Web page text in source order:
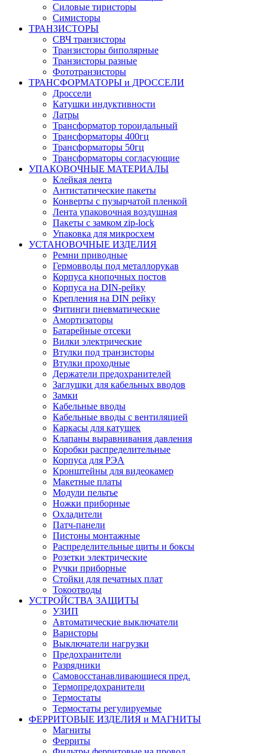
Силовые тиристоры
Симисторы
ТРАНЗИСТОРЫ
СВЧ транзисторы
Транзисторы биполярные
Транзисторы разные
Фототранзисторы
ТРАНСФОРМАТОРЫ и ДРОССЕЛИ
Дроссели
Катушки индуктивности
Латры
Трансформатор тороидальный
Трансформаторы 400гц
Трансформаторы 50гц
Трансформаторы согласующие
УПАКОВОЧНЫЕ МАТЕРИАЛЫ
Клейкая лента
Антистатические пакеты
Конверты с пузырчатой пленкой
Лента упаковочная воздушная
Пакеты с замком zip-lock
Упаковка для микросхем
УСТАНОВОЧНЫЕ ИЗДЕЛИЯ
Ремни приводные
Гермовводы под металлорукав
Корпуса кнопочных постов
Корпуса на DIN-рейку
Крепления на DIN рейку
Фитинги пневматические
Амортизаторы
Батарейные отсеки
Вилки электрические
Втулки под транзисторы
Втулки проходные
Держатели предохранителей
Заглушки для кабельных вводов
Замки
Кабельные вводы
Кабельные вводы с вентиляцией
Каркасы для катушек
Клапаны выравнивания давления
Коробки распределительные
Корпуса для РЭА
Кронштейны для видеокамер
Макетные платы
Модули пельтье
Ножки приборные
Охладители
Патч-панели
Пистоны монтажные
Распределительные щиты и боксы
Розетки электрические
Ручки приборные
Стойки для печатных плат
Токоотводы
УСТРОЙСТВА ЗАЩИТЫ
УЗИП
Автоматические выключатели
Варисторы
Выключатели нагрузки
Предохранители
Разрядники
Самовосстанавливающиеся пред.
Термопредохранители
Термостаты
Термостаты регулируемые
ФЕРРИТОВЫЕ ИЗДЕЛИЯ и МАГНИТЫ
Магниты
Ферриты